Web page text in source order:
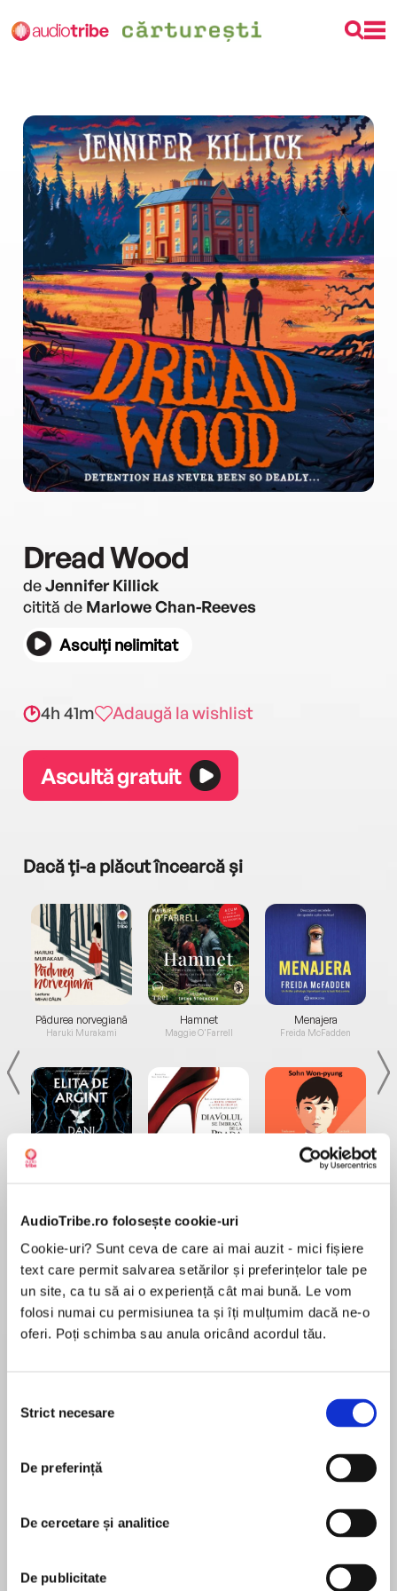
AudioTribe.ro folosește cookie-uri
Cookie-uri? Sunt ceva de care ai mai auzit - mici fișiere
text care permit salvarea setărilor și preferințelor tale pe
un site, ca tu să ai o experiență cât mai bună. Le vom
folosi numai cu permisiunea ta și îți mulțumim dacă ne-o
oferi. Poți schimba sau anula oricând acordul tău.
consimțământului
Strict necesare
De preferință
De cercetare și analitice
De publicitate
Dread Wood
deJennifer Killick
citită de Marlowe Chan-Reeves
Asculți nelimitat
4h 41m Adaugă la wishlist
Ascultă gratuit
Dacă ți-a plăcut încearcă și
Pădurea norvegiană
Haruki Murakami
Hamnet
Maggie O'Farrell
Menajera
Freida McFadden
Desprecarte
The brand new must-read middle-grade novel
“Deliciously scary and hilarious comedy-horror,
În acest moment nu există recenzii
pentru această carte